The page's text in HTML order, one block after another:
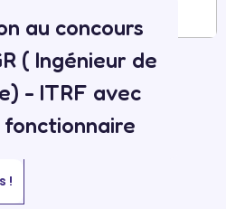
au concours
( Ingénieur de
- ITRF avec
!